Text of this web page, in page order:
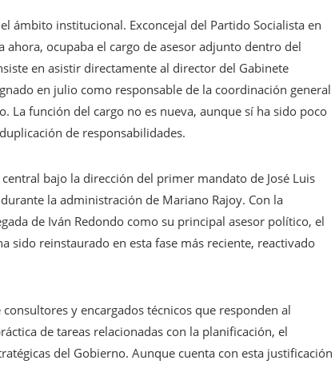
ámbito institucional. Exconcejal del Partido Socialista en
ocupaba el cargo de asesor adjunto dentro del
en asistir directamente al director del Gabinete
en julio como responsable de la coordinación general
La función del cargo no es nueva, aunque sí ha sido poco
de responsabilidades.
bajo la dirección del primer mandato de José Luis
la administración de Mariano Rajoy. Con la
de Iván Redondo como su principal asesor político, el
sido reinstaurado en esta fase más reciente, reactivado
y encargados técnicos que responden al
de tareas relacionadas con la planificación, el
del Gobierno. Aunque cuenta con esta justificación